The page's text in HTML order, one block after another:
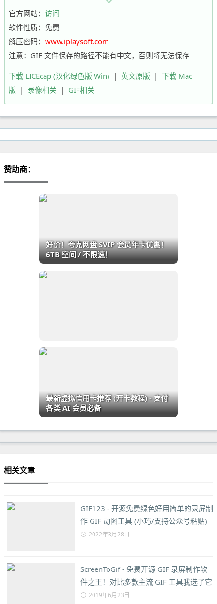
官方网站： 访问
软件性质：免费
解压密码： www.iplaysoft.com
注意：GIF 文件保存的路径不能有中文，否则将无法保存
下载 LICEcap (汉化绿色版 Win) | 英文原版 | 下载 Mac
版 | 录像相关 | GIF相关
赞助商：
好价！夸克网盘 SVIP 会员年卡优惠！
6TB 空间 / 不限速！
最新虚拟信用卡推荐 (开卡教程) - 支付
各类 AI 会员必备
相关文章
GIF123 - 开源免费绿色好用简单的录屏制
作 GIF 动图工具 (小巧/支持公众号粘贴)
2022年3月28日
ScreenToGif - 免费开源 GIF 录屏制作软
件之王！对比多款主流 GIF 工具我选了它
2019年6月23日